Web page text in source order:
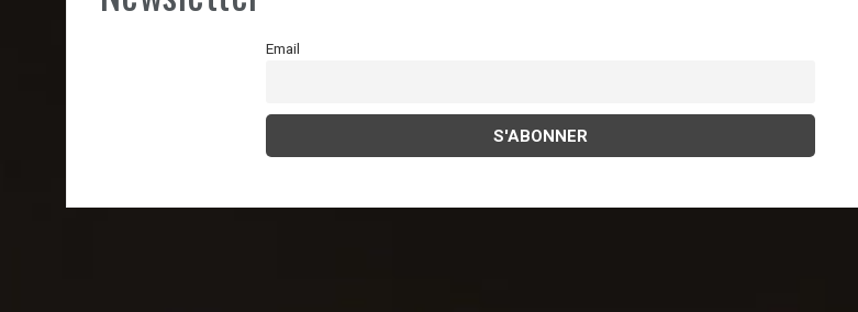
Email